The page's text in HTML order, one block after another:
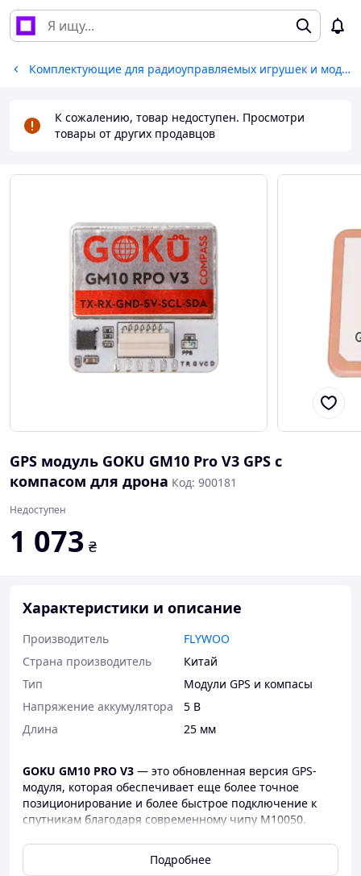
Комплектующие для радиоуправляемых игрушек и моделей
К сожалению, товар недоступен. Просмотри
товары от других продавцов
GPS модуль GOKU GM10 Pro V3 GPS с
компасом для дрона Код: 900181
Недоступен
1 073 ₴
Характеристики и описание
Производитель
FLYWOO
Страна производитель
Китай
Тип
Модули GPS и компасы
Напряжение аккумулятора
5 В
Длина
25 мм
GOKU GM10 PRO V3 — это обновленная версия GPS-
модуля, которая обеспечивает еще более точное
позиционирование и более быстрое подключение к
спутникам благодаря современному чипу M10050.
QZSS и SBAS, модуль обеспечивает стабильную связь
даже в сложных условиях.
Подробнее